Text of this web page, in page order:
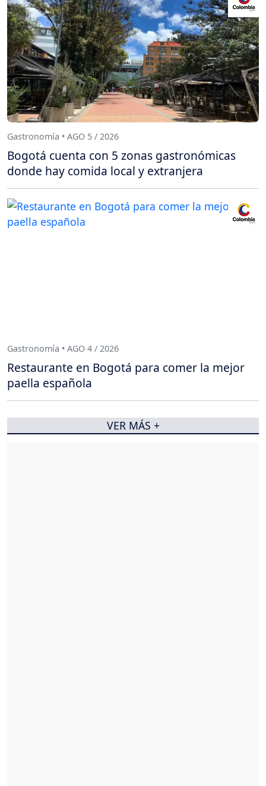
Gastronomía • AGO 5 / 2026
Bogotá cuenta con 5 zonas gastronómicas
donde hay comida local y extranjera
Gastronomía • AGO 4 / 2026
Restaurante en Bogotá para comer la mejor
paella española
VER MÁS +